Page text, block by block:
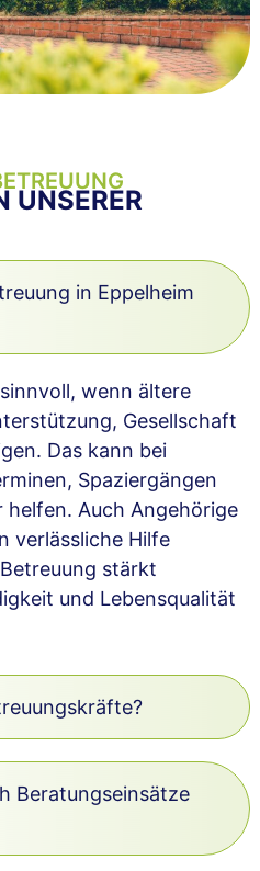
UNSERER
in Eppelheim
wenn ältere
Gesellschaft
Das kann bei
Spaziergängen
Auch Angehörige
verlässliche Hilfe
stärkt
und Lebensqualität
Beratungseinsätze